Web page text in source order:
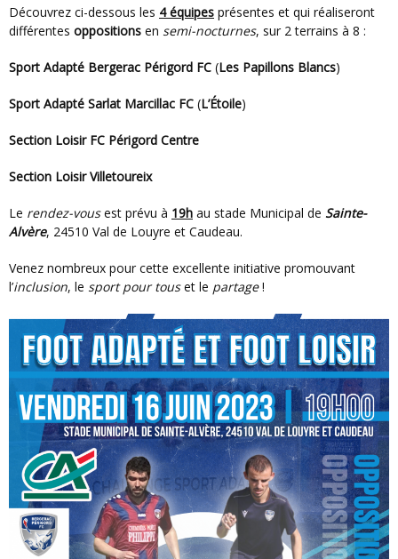
Découvrez ci-dessous les 4 équipes présentes et qui réaliseront
différentes oppositions en semi-nocturnes, sur 2 terrains à 8 :
Sport Adapté Bergerac Périgord FC (Les Papillons Blancs)
Sport Adapté Sarlat Marcillac FC (L’Étoile)
Section Loisir FC Périgord Centre
Section Loisir Villetoureix
Le rendez-vousest prévu à 19h au stade Municipal de Sainte-
Alvère, 24510 Val de Louyre et Caudeau.
Venez nombreux pour cette excellente initiative promouvant
l’inclusion, le sport pour touset le partage!